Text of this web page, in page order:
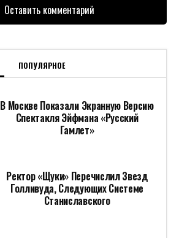
Оставить комментарий
ПОПУЛЯРНОЕ
В Москве Показали Экранную Версию
Спектакля Эйфмана «Русский
Гамлет»
Ректор «Щуки» Перечислил Звезд
Голливуда, Следующих Системе
Станиславского